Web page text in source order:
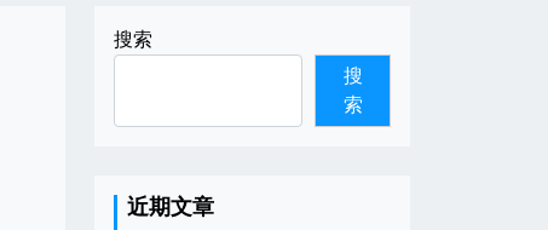
搜索
搜
索
近期文章